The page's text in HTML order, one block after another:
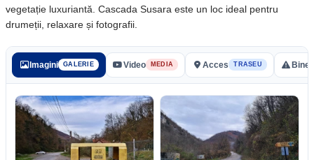
vegetație luxuriantă. Cascada Susara este un loc ideal pentru
drumeții, relaxare și fotografii.
Imagini GALERIE Video MEDIA Acces TRASEU Bine